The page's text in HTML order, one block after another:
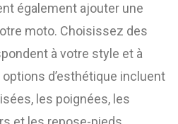
également ajouter une
moto. Choisissez des
à votre style et à
d’esthétique incluent
les poignées, les